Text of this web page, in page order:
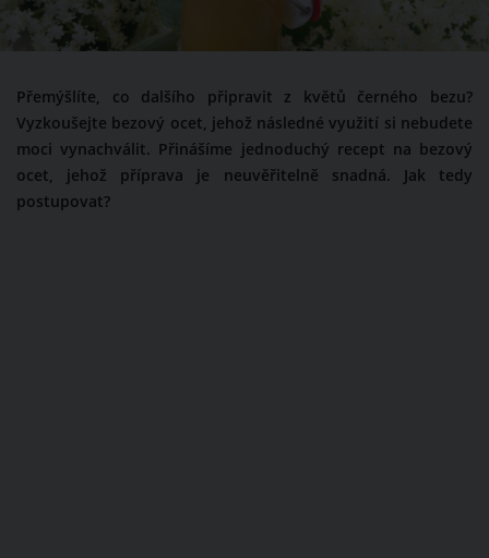
Přemýšlíte, co dalšího připravit z květů černého bezu?
Vyzkoušejte bezový ocet, jehož následné využití si nebudete
moci vynachválit. Přinášíme jednoduchý recept na bezový
ocet, jehož příprava je neuvěřitelně snadná. Jak tedy
postupovat?